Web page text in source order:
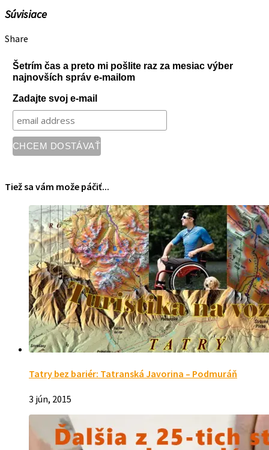
Súvisiace
Share
Šetrím čas a preto mi pošlite raz za mesiac výber
najnovších správ e-mailom
Zadajte svoj e-mail
Tiež sa vám može páčiť...
Tatry bez bariér: Tatranská Javorina – Podmuráň
3 jún, 2015